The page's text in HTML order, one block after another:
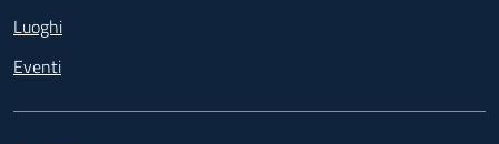
Luoghi
Eventi